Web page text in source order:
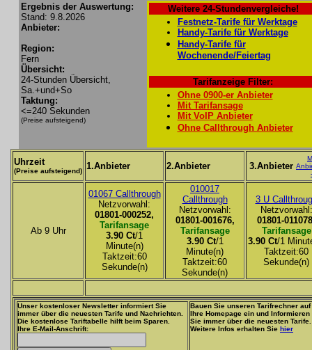
Ergebnis der Auswertung:
Stand: 9.8.2026
Anbieter:
Region:
Fern
Übersicht:
24-Stunden Übersicht,
Sa.+und+So
Taktung:
<=240 Sekunden
(Preise aufsteigend)
Weitere 24-Stundenvergleiche!
Festnetz-Tarife für Werktage
Handy-Tarife für Werktage
Handy-Tarife für
Wochenende/Feiertag
Tarifanzeige Filter:
Ohne 0900-er Anbieter
Mit Tarifansage
Mit VoIP Anbieter
Ohne Callthrough Anbieter
Uhrzeit
(Preise aufsteigend) 1.Anbieter 2.Anbieter 3.Anbieter
Ab 9 Uhr
01067 Callthrough
Netzvorwahl:
01801-000252,
Tarifansage
3.90 Ct/1
Minute(n)
Taktzeit:60
Sekunde(n)
010017
Callthrough
Netzvorwahl:
01801-001676,
Tarifansage
3.90 Ct/1
Minute(n)
Taktzeit:60
Sekunde(n)
3 U
Netzvorwahl:
01801-
Tarifansage
3.90 Ct/1
Taktzeit:60
Sekunde(n)
Unser kostenloser Newsletter informiert Sie
immer über die neuesten Tarife und Nachrichten.
Die kostenlose Tariftabelle hilft beim Sparen.
Ihre E-Mail-Anschrift:
Bauen Sie unseren Tarifrechner auf
Ihre Homepage ein und Informieren
Sie immer über die neuesten Tarife.
Weitere Infos erhalten Sie hier